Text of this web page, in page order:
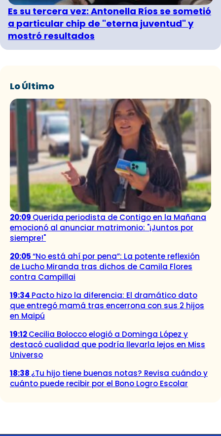
Es su tercera vez: Antonella Ríos se sometió
a particular chip de "eterna juventud" y
mostró resultados
Lo Último
20:09 Querida periodista de Contigo en la Mañana
emocionó al anunciar matrimonio: "¡Juntos por
siempre!"
20:05“No está ahí por pena”: La potente reflexión
de Lucho Miranda tras dichos de Camila Flores
contra Campillai
19:34 Pacto hizo la diferencia: El dramático dato
que entregó mamá tras encerrona con sus 2 hijos
en Maipú
19:12Cecilia Bolocco elogió a Dominga López y
destacó cualidad que podría llevarla lejos en Miss
Universo
18:38 ¿Tu hijo tiene buenas notas? Revisa cuándo y
cuánto puede recibir por el Bono Logro Escolar